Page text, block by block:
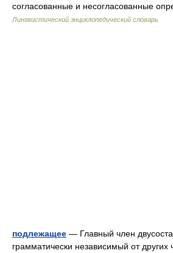
согласованные и несогласованные
Лингвистический энциклопедический словарь
подлежащее — Главный член
грамматически независимый от других